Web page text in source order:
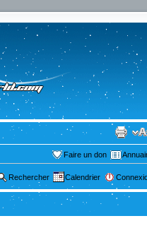
Faire un don
Rechercher Calendrier